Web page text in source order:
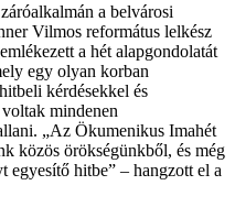
a belvárosi
Vilmos református lelkész
a hét alapgondolatát
egy olyan korban
kérdésekkel és
mindenen
„Az Ökumenikus Imahét
közös örökségünkből, és még
egyesítő hitbe” – hangzott el a